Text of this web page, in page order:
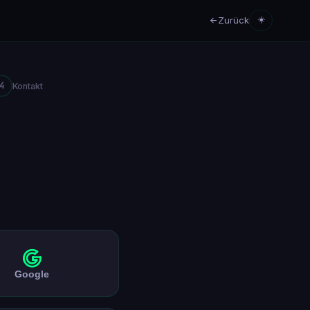
Zurück ☀️
Kontakt
Google